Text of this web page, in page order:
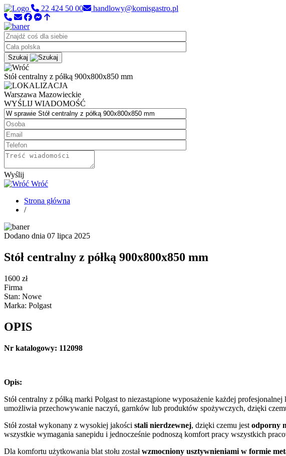
22 424 50 00 handlowy@komisgastro.pl
Szukaj
Stół centralny z półką 900x800x850 mm
Warszawa Mazowieckie
WYŚLIJ WIADOMOŚĆ
Wyślij
Wróć
Strona główna
/
Dodano dnia 07 lipca 2025
Stół centralny z półką 900x800x850 mm
1600 zł
Firma
Stan: Nowe
Marka: Polgast
OPIS
Nr katalogowy: 112098
Opis:
Stół centralny z półką marki Polgast to niezastąpione wyposażenie każdej
umożliwia przechowywanie naczyń, garnków lub produktów spożywczych, dzięki
Stół został wykonany z wysokiej jakości stali nierdzewnej, dzięki czemu jest odporny
wszystkie wymagania sanepidu i jednocześnie podnoszą komfort pracy wszystkich
Dla komfortu użytkowania blat stołu zostałwzmocniony usztywnieniami w formie